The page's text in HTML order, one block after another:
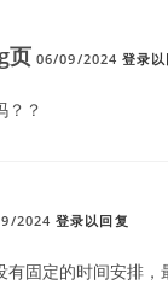
页 06/09/2024 登录
？？
2024 登录以回复
有固定的时间安排